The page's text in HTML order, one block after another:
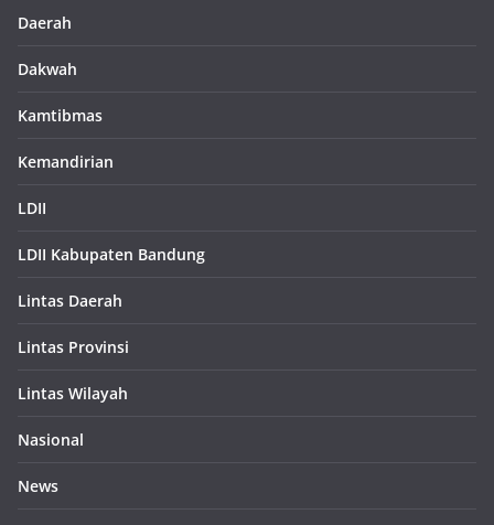
Daerah
Dakwah
Kamtibmas
Kemandirian
LDII
LDII Kabupaten Bandung
Lintas Daerah
Lintas Provinsi
Lintas Wilayah
Nasional
News